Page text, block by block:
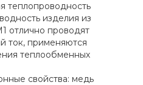
теплопроводность
изделия из
отлично проводят
ток, применяются
теплообменных
свойства: медь